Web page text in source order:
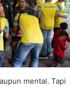
mental. Tapi